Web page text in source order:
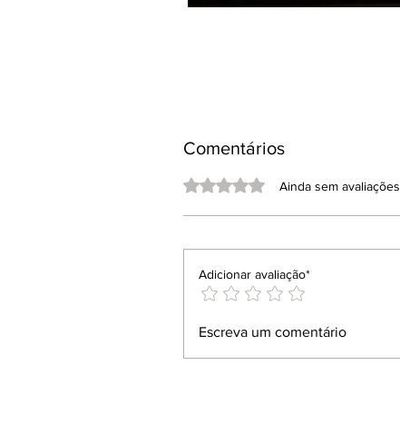
Comentários
Avaliado com 0 de 5 estrelas.Ainda sem avaliações
Adicionar avaliação*
Escreva um comentário